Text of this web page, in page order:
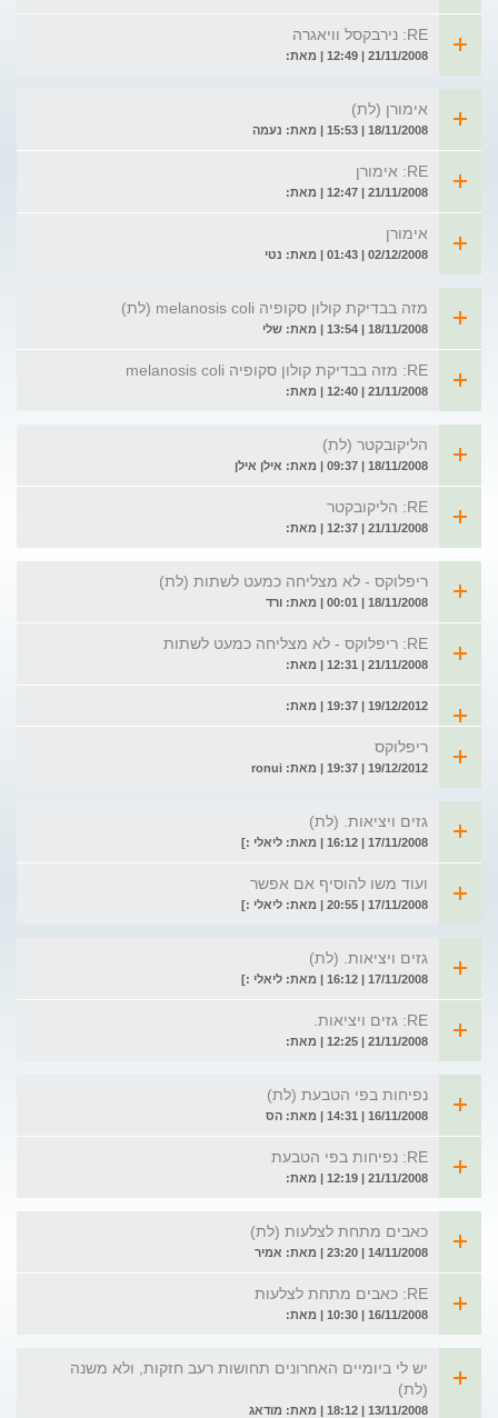
RE: נירבקסל וויאגרה
21/11/2008 | 12:49 | מאת:
אימורן (לת)
18/11/2008 | 15:53 | מאת: נעמה
RE: אימורן
21/11/2008 | 12:47 | מאת:
אימורן
02/12/2008 | 01:43 | מאת: נטי
מזה בבדיקת קולון סקופיה melanosis coli (לת)
18/11/2008 | 13:54 | מאת: שלי
RE: מזה בבדיקת קולון סקופיה melanosis coli
21/11/2008 | 12:40 | מאת:
הליקובקטר (לת)
18/11/2008 | 09:37 | מאת: אילן אילן
RE: הליקובקטר
21/11/2008 | 12:37 | מאת:
ריפלוקס - לא מצליחה כמעט לשתות (לת)
18/11/2008 | 00:01 | מאת: ורד
RE: ריפלוקס - לא מצליחה כמעט לשתות
21/11/2008 | 12:31 | מאת:
19/12/2012 | 19:37 | מאת:
ריפלוקס
19/12/2012 | 19:37 | מאת: ronui
גזים ויציאות. (לת)
17/11/2008 | 16:12 | מאת: ליאלי :]
ועוד משו להוסיף אם אפשר
17/11/2008 | 20:55 | מאת: ליאלי :]
גזים ויציאות. (לת)
17/11/2008 | 16:12 | מאת: ליאלי :]
RE: גזים ויציאות.
21/11/2008 | 12:25 | מאת:
נפיחות בפי הטבעת (לת)
16/11/2008 | 14:31 | מאת: הס
RE: נפיחות בפי הטבעת
21/11/2008 | 12:19 | מאת:
כאבים מתחת לצלעות (לת)
14/11/2008 | 23:20 | מאת: אמיר
RE: כאבים מתחת לצלעות
16/11/2008 | 10:30 | מאת:
יש לי ביומיים האחרונים תחושות רעב חזקות, ולא משנה
(לת)
13/11/2008 | 18:12 | מאת: מודאג